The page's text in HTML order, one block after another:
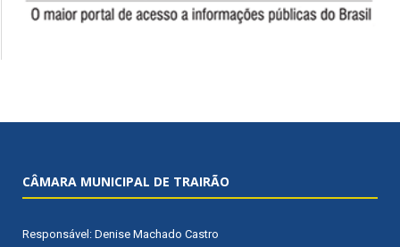
CÂMARA MUNICIPAL DE TRAIRÃO
Responsável: Denise Machado Castro